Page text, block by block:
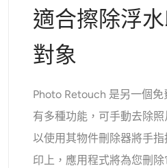
適合擦除浮
對象
Photo Retouch 是另一個
有多種功能，可手動去除
以使用其物件刪除器將手
印上，應用程式將為您刪